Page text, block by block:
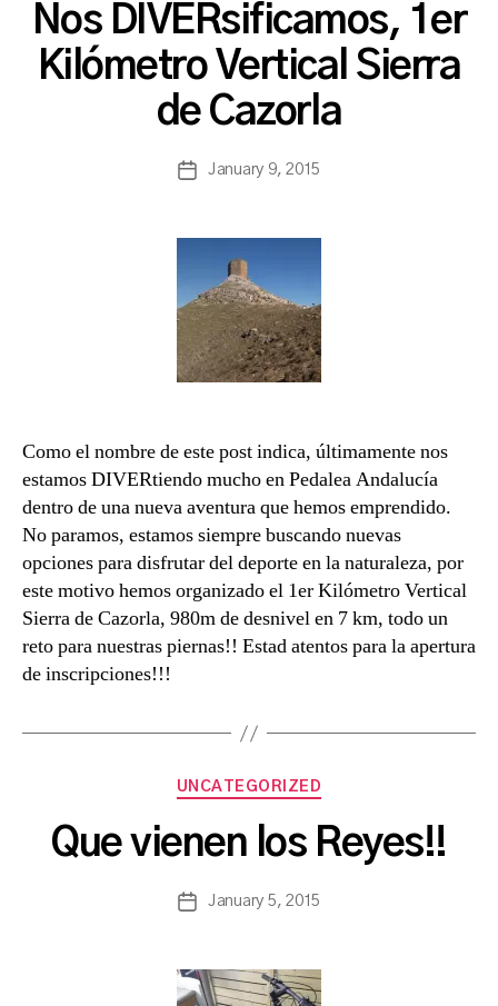
Nos DIVERsificamos, 1er
Kilómetro Vertical Sierra
de Cazorla
Post
B
y
s
n
b
PostJanuary 9, 2015
Como el nombre de este post indica, últimamente nos
estamos DIVERtiendo mucho en Pedalea Andalucía
dentro de una nueva aventura que hemos emprendido.
No paramos, estamos siempre buscando nuevas
opciones para disfrutar del deporte en la naturaleza, por
este motivo hemos organizado el 1er Kilómetro Vertical
Sierra de Cazorla, 980m de desnivel en 7 km, todo un
reto para nuestras piernas!! Estad atentos para la apertura
de inscripciones!!!
Categories
UNCATEGORIZED
Que vienen los Reyes!!
Post
B
y
s
n
b
a
PostJanuary 5, 2015